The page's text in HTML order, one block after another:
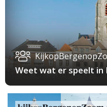
Weet wat er speelt in